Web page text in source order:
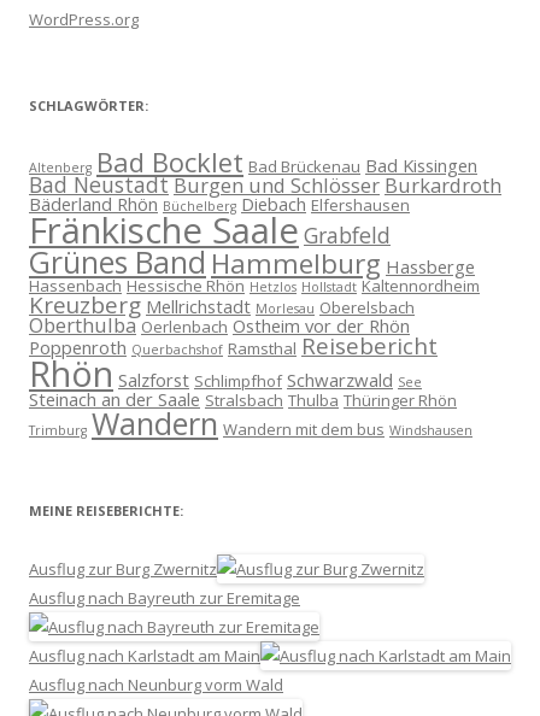
WordPress.org
SCHLAGWÖRTER:
Altenberg Bad Bocklet Bad Brückenau Bad Kissingen
Bad NeustadtBurgen und Schlösser Burkardroth
Bäderland Rhön Büchelberg Diebach Elfershausen
Fränkische Saale Grabfeld
Grünes BandHammelburg Hassberge
Hassenbach Hessische Rhön Hetzlos Hollstadt Kaltennordheim
Kreuzberg Mellrichstadt Morlesau Oberelsbach
Oberthulba Oerlenbach Ostheim vor der Rhön
Poppenroth Querbachshof Ramsthal Reisebericht
Rhön Salzforst Schlimpfhof Schwarzwald See
Steinach an der Saale Stralsbach Thulba Thüringer Rhön
Trimburg Wandern Wandern mit dem bus Windshausen
MEINE REISEBERICHTE:
Ausflug zur Burg Zwernitz
Ausflug nach Bayreuth zur Eremitage
Ausflug nach Karlstadt am Main
Ausflug nach Neunburg vorm Wald